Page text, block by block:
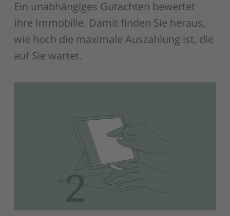
Ein unabhängiges Gutachten bewertet
Ihre Immobilie. Damit finden Sie heraus,
wie hoch die maximale Auszahlung ist, die
auf Sie wartet.